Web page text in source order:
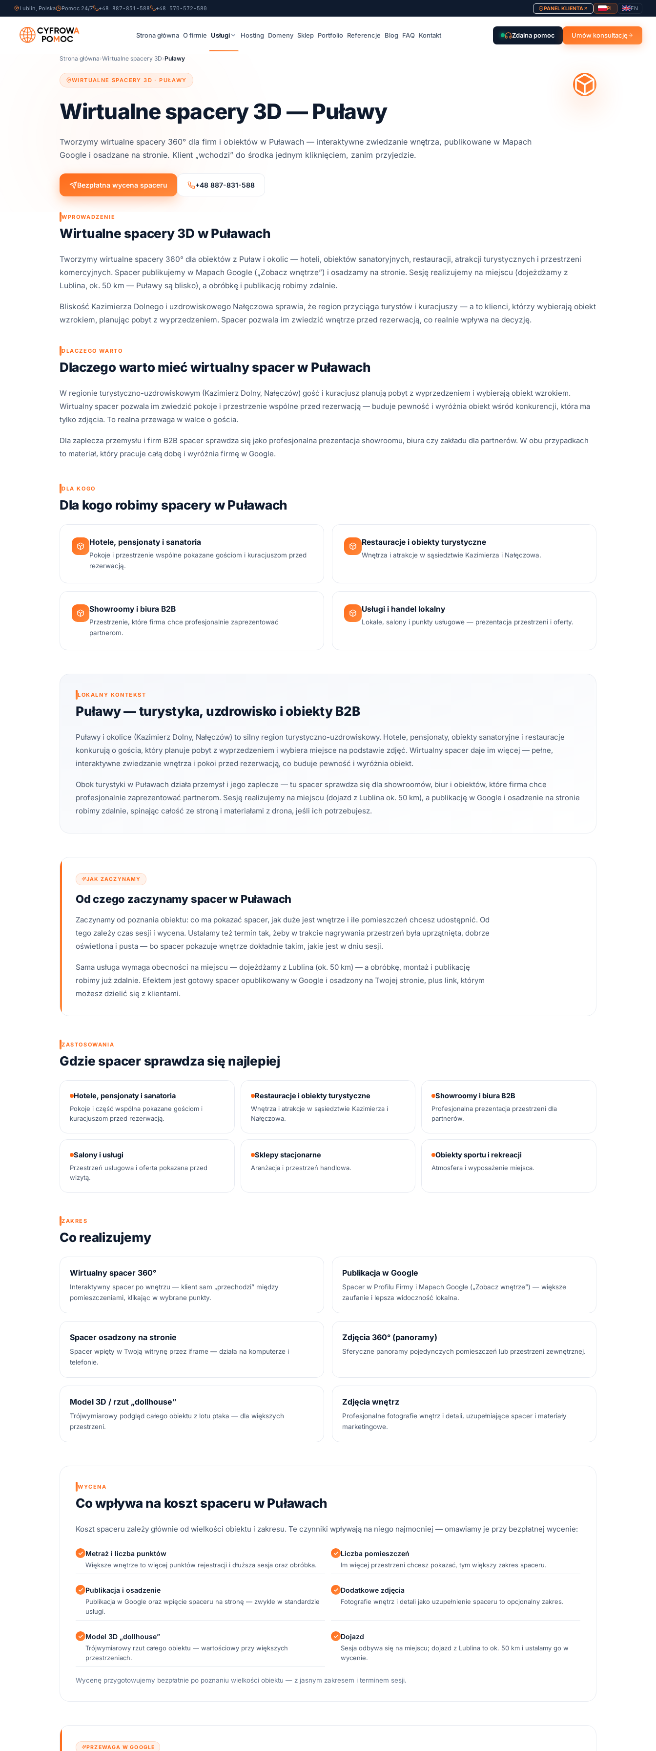
Lublin, Polska Pomoc 24/7 +48 887-831-588 +48 570-572-580 PANEL KLIENTA PL EN
Strona główna O firmie Usługi Hosting Domeny Sklep Portfolio Referencje Blog FAQ Kontakt Zdalna pomoc Umów konsultację
Strona główna›Wirtualne spacery 3D›Puławy
WIRTUALNE SPACERY 3D ·PUŁAWY
Wirtualne spacery 3D — Puławy
Tworzymy wirtualne spacery 360° dla firm i obiektów w Puławach — interaktywne zwiedzanie wnętrza, publikowane w Mapach
Google i osadzane na stronie. Klient „wchodzi” do środka jednym kliknięciem, zanim przyjedzie.
Bezpłatna wycena spaceru +48 887-831-588
WPROWADZENIE
Wirtualne spacery 3D w Puławach
Tworzymy wirtualne spacery 360° dla obiektów z Puław i okolic — hoteli, obiektów sanatoryjnych, restauracji, atrakcji turystycznych i przestrzeni
komercyjnych. Spacer publikujemy w Mapach Google („Zobacz wnętrze”) i osadzamy na stronie. Sesję realizujemy na miejscu (dojeżdżamy z
Lublina, ok. 50 km — Puławy są blisko), a obróbkę i publikację robimy zdalnie.
Bliskość Kazimierza Dolnego i uzdrowiskowego Nałęczowa sprawia, że region przyciąga turystów i kuracjuszy — a to klienci, którzy wybierają obiekt
wzrokiem, planując pobyt z wyprzedzeniem. Spacer pozwala im zwiedzić wnętrze przed rezerwacją, co realnie wpływa na decyzję.
DLACZEGO WARTO
Dlaczego warto mieć wirtualny spacer w Puławach
W regionie turystyczno-uzdrowiskowym (Kazimierz Dolny, Nałęczów) gość i kuracjusz planują pobyt z wyprzedzeniem i wybierają obiekt wzrokiem.
Wirtualny spacer pozwala im zwiedzić pokoje i przestrzenie wspólne przed rezerwacją — buduje pewność i wyróżnia obiekt wśród konkurencji, która ma
tylko zdjęcia. To realna przewaga w walce o gościa.
Dla zaplecza przemysłu i firm B2B spacer sprawdza się jako profesjonalna prezentacja showroomu, biura czy zakładu dla partnerów. W obu przypadkach
to materiał, który pracuje całą dobę i wyróżnia firmę w Google.
DLA KOGO
Dla kogo robimy spacery w Puławach
Hotele, pensjonaty i sanatoria
Pokoje i przestrzenie wspólne pokazane gościom i kuracjuszom przed
rezerwacją.
Restauracje i obiekty turystyczne
Wnętrza i atrakcje w sąsiedztwie Kazimierza i Nałęczowa.
Showroomy i biura B2B
Przestrzenie, które firma chce profesjonalnie zaprezentować
partnerom.
Usługi i handel lokalny
Lokale, salony i punkty usługowe — prezentacja przestrzeni i oferty.
LOKALNY KONTEKST
Puławy — turystyka, uzdrowisko i obiekty B2B
Puławy i okolice (Kazimierz Dolny, Nałęczów) to silny region turystyczno-uzdrowiskowy. Hotele, pensjonaty, obiekty sanatoryjne i restauracje
konkurują o gościa, który planuje pobyt z wyprzedzeniem i wybiera miejsce na podstawie zdjęć. Wirtualny spacer daje im więcej — pełne,
interaktywne zwiedzanie wnętrza i pokoi przed rezerwacją, co buduje pewność i wyróżnia obiekt.
Obok turystyki w Puławach działa przemysł i jego zaplecze — tu spacer sprawdza się dla showroomów, biur i obiektów, które firma chce
profesjonalnie zaprezentować partnerom. Sesję realizujemy na miejscu (dojazd z Lublina ok. 50 km), a publikację w Google i osadzenie na stronie
robimy zdalnie, spinając całość ze stroną i materiałami z drona, jeśli ich potrzebujesz.
JAK ZACZYNAMY
Od czego zaczynamy spacer w Puławach
Zaczynamy od poznania obiektu: co ma pokazać spacer, jak duże jest wnętrze i ile pomieszczeń chcesz udostępnić. Od
tego zależy czas sesji i wycena. Ustalamy też termin tak, żeby w trakcie nagrywania przestrzeń była uprzątnięta, dobrze
oświetlona i pusta — bo spacer pokazuje wnętrze dokładnie takim, jakie jest w dniu sesji.
Sama usługa wymaga obecności na miejscu — dojeżdżamy z Lublina (ok. 50 km) — a obróbkę, montaż i publikację
robimy już zdalnie. Efektem jest gotowy spacer opublikowany w Google i osadzony na Twojej stronie, plus link, którym
możesz dzielić się z klientami.
ZASTOSOWANIA
Gdzie spacer sprawdza się najlepiej
Hotele, pensjonaty i sanatoria
Pokoje i część wspólna pokazane gościom i
kuracjuszom przed rezerwacją.
Restauracje i obiekty turystyczne
Wnętrza i atrakcje w sąsiedztwie Kazimierza i
Nałęczowa.
Showroomy i biura B2B
Profesjonalna prezentacja przestrzeni dla
partnerów.
Salony i usługi
Przestrzeń usługowa i oferta pokazana przed
wizytą.
Sklepy stacjonarne
Aranżacja i przestrzeń handlowa.
Obiekty sportu i rekreacji
Atmosfera i wyposażenie miejsca.
ZAKRES
Co realizujemy
Wirtualny spacer 360°
Interaktywny spacer po wnętrzu — klient sam „przechodzi” między
pomieszczeniami, klikając w wybrane punkty.
Publikacja w Google
Spacer w Profilu Firmy i Mapach Google („Zobacz wnętrze”) — większe
zaufanie i lepsza widoczność lokalna.
Spacer osadzony na stronie
Spacer wpięty w Twoją witrynę przez iframe — działa na komputerze i
telefonie.
Zdjęcia 360° (panoramy)
Sferyczne panoramy pojedynczych pomieszczeń lub przestrzeni zewnętrznej.
Model 3D / rzut „dollhouse”
Trójwymiarowy podgląd całego obiektu z lotu ptaka — dla większych
przestrzeni.
Zdjęcia wnętrz
Profesjonalne fotografie wnętrz i detali, uzupełniające spacer i materiały
marketingowe.
WYCENA
Co wpływa na koszt spaceru w Puławach
Koszt spaceru zależy głównie od wielkości obiektu i zakresu. Te czynniki wpływają na niego najmocniej — omawiamy je przy bezpłatnej wycenie:
Metraż i liczba punktów
Większe wnętrze to więcej punktów rejestracji i dłuższa sesja oraz obróbka.
Liczba pomieszczeń
Im więcej przestrzeni chcesz pokazać, tym większy zakres spaceru.
Publikacja i osadzenie
Publikacja w Google oraz wpięcie spaceru na stronę — zwykle w standardzie
usługi.
Dodatkowe zdjęcia
Fotografie wnętrz i detali jako uzupełnienie spaceru to opcjonalny zakres.
Model 3D „dollhouse”
Trójwymiarowy rzut całego obiektu — wartościowy przy większych
przestrzeniach.
Dojazd
Sesja odbywa się na miejscu; dojazd z Lublina to ok. 50 km i ustalamy go w
wycenie.
Wycenę przygotowujemy bezpłatnie po poznaniu wielkości obiektu — z jasnym zakresem i terminem sesji.
PRZEWAGA W GOOGLE